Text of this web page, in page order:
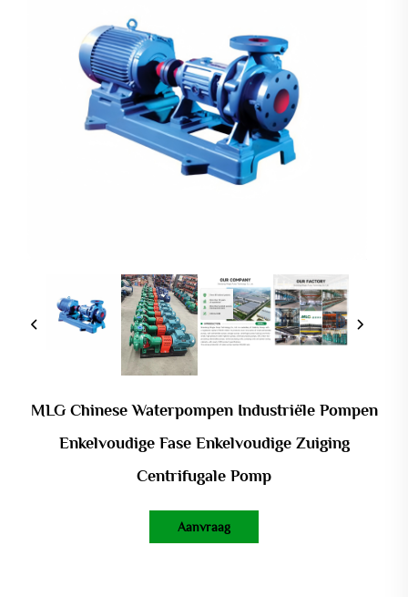
MLG Chinese Waterpompen Industriële Pompen
Enkelvoudige Fase Enkelvoudige Zuiging
Centrifugale Pomp
Aanvraag